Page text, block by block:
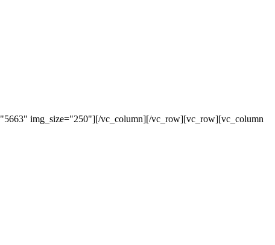
img_size="250"][/vc_column][/vc_row][vc_row][vc_column